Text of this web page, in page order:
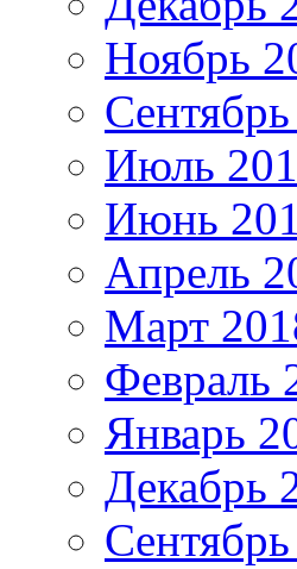
Ноябрь
Июль
Июнь
Апрель
Март
Февраль
Январь
Декабрь